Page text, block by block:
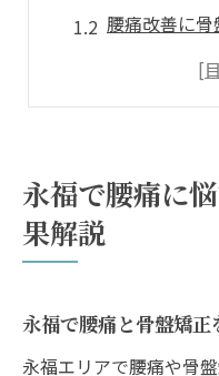
腰痛改善に
慢性腰痛ケ
整体で腰痛
慢性腰痛を防
整体選びで
永福で腰痛に
果解説
永福で腰痛と骨盤矯正
永福エリアで腰痛や骨